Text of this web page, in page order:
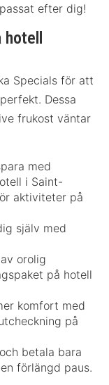
efter dig!
hotell
Specials för att
Dessa
frukost väntar
med
i Saint-
aktiviteter på
själv med
orolig
på hotell
komfort med
på
betala bara
förlängd paus.